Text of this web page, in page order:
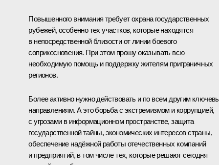
Повышенного внимания требует охрана государственных
рубежей, особенно тех участков, которые находятся
в непосредственной близости от линии боевого
соприкосновения. При этом прошу оказывать всю
необходимую помощь и поддержку жителям приграничных
регионов.
Более активно нужно действовать и по всем другим
направлениям. А это борьба с экстремизмом и коррупцией,
с угрозами в информационном пространстве, защита
государственной тайны, экономических интересов страны,
обеспечение надёжной работы отечественных компаний
и предприятий, в том числе тех, которые решают сегодня